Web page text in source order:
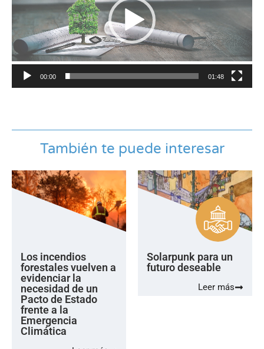
00:00 01:48
También te puede interesar
Los incendios
forestales vuelven a
evidenciar la
necesidad de un
Pacto de Estado
frente a la
Emergencia
Climática
Solarpunk para un
futuro deseable
Leer más